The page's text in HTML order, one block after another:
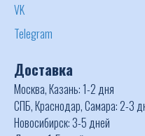
VK
Telegram
Доставка
Москва, Казань: 1-2 дня
СПБ, Краснодар, Самара: 2-3
Новосибирск: 3-5 дней